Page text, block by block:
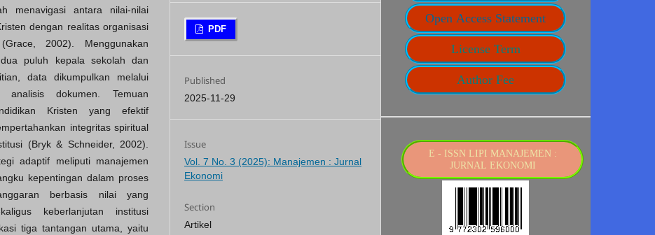
menavigasi antara nilai-nilai
dengan realitas organisasi
2002). Menggunakan
puluh kepala sekolah dan
data dikumpulkan melalui
analisis dokumen. Temuan
Kristen yang efektif
integritas spiritual
(Bryk & Schneider, 2002).
adaptif meliputi manajemen
kepentingan dalam proses
berbasis nilai yang
keberlanjutan institusi
tiga tantangan utama, yaitu
PDF
Published
2025-11-29
Issue
Vol. 7 No. 3 (2025): Manajemen : Jurnal
Ekonomi
Section
Artikel
Open Access Statement
License Term
Author Fee
E - ISSN LIPI MANAJEMEN :
JURNAL EKONOMI